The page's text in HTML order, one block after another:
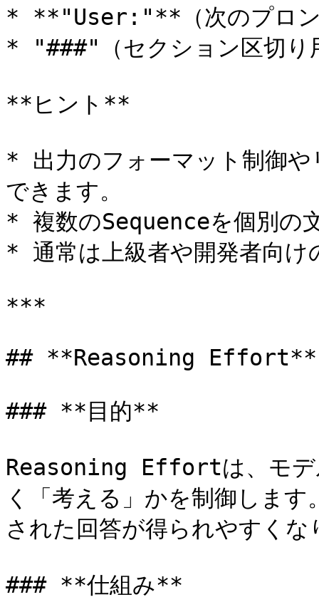
* **"User:"**（次のプロン
* "###"（セクション区切り
**ヒント**
* 出力のフォーマット制御や
できます。
* 複数のSequenceを個別の
* 通常は上級者や開発者向け
***
## **Reasoning Effort**
### **目的**
Reasoning Effortは、モデ
く「考える」かを制御しま
された回答が得られやすくな
### **仕組み**